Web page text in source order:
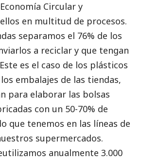
Circular y
en multitud de procesos.
separamos el 76% de los
a reciclar y que tengan
es el caso de los plásticos
embalajes de las tiendas,
para elaborar las bolsas
con un 50-70% de
que tenemos en las líneas de
supermercados.
anualmente 3.000